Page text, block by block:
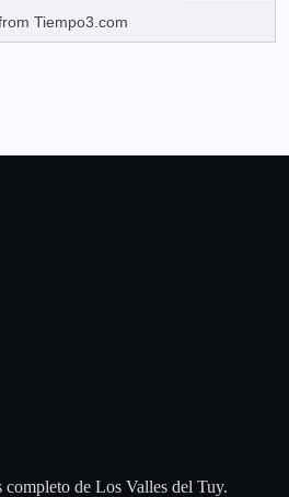
Tiempo3.com
de Los Valles del Tuy.